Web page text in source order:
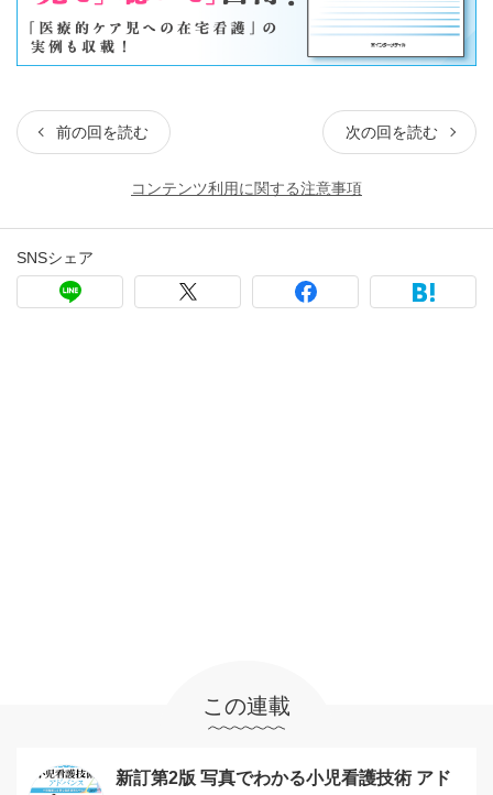
前の回を読む 次の回を読む
コンテンツ利用に関する注意事項
SNSシェア
この連載
新訂第2版 写真でわかる小児看護技術 アド